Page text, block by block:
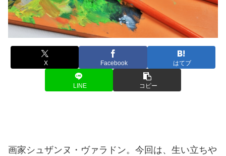
X Facebook はてブ
LINE コピー
画家シュザンヌ・ヴァラドン。今回は、生い立ちや